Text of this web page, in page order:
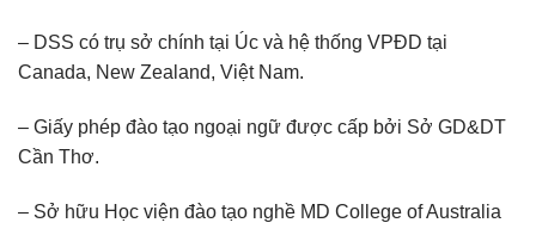
– DSS có trụ sở chính tại Úc và hệ thống VPĐD tại
Canada, New Zealand, Việt Nam.
– Giấy phép đào tạo ngoại ngữ được cấp bởi Sở GD&DT
Cần Thơ.
– Sở hữu Học viện đào tạo nghề MD College of Australia